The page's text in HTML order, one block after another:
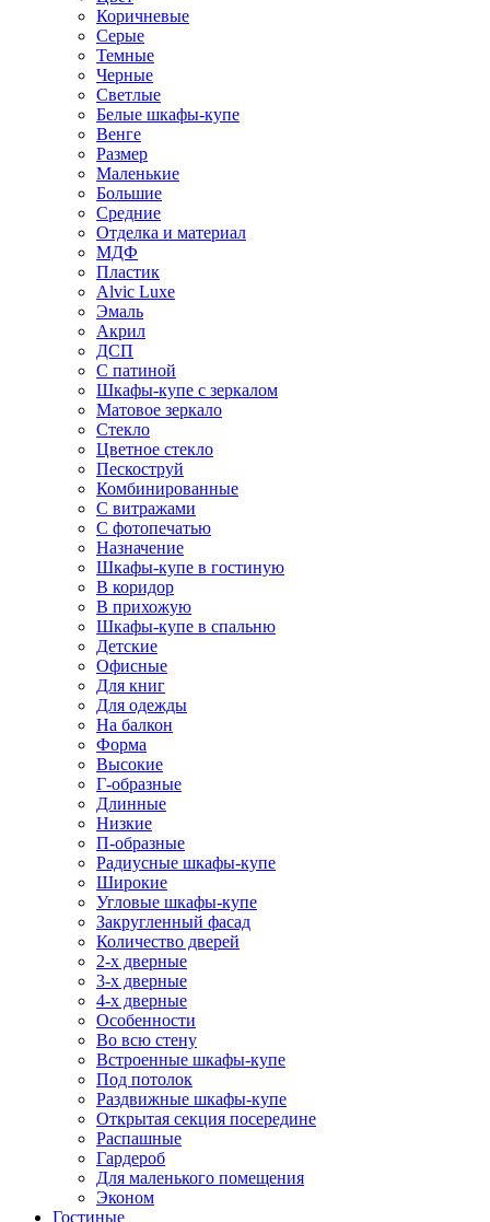
Коричневые
Серые
Темные
Черные
Светлые
Белые шкафы-купе
Венге
Размер
Маленькие
Большие
Средние
Отделка и материал
МДФ
Пластик
Alvic Luxe
Эмаль
Акрил
ДСП
С патиной
Шкафы-купе с зеркалом
Матовое зеркало
Стекло
Цветное стекло
Пескоструй
Комбинированные
С витражами
С фотопечатью
Назначение
Шкафы-купе в гостиную
В коридор
В прихожую
Шкафы-купе в спальню
Детские
Офисные
Для книг
Для одежды
На балкон
Форма
Высокие
Г-образные
Длинные
Низкие
П-образные
Радиусные шкафы-купе
Широкие
Угловые шкафы-купе
Закругленный фасад
Количество дверей
2-х дверные
3-х дверные
4-х дверные
Особенности
Во всю стену
Встроенные шкафы-купе
Под потолок
Раздвижные шкафы-купе
Открытая секция посередине
Распашные
Гардероб
Для маленького помещения
Эконом
Гостиные